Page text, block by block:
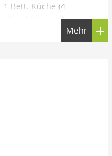
Bett. Küche (4
Mikrowelle,
Dusche/WC. 1
(Wireless LAN,
Haustier/Hund
privater Koch ist für
Mehr